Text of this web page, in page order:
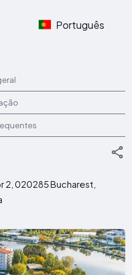
Português
2, 020285 Bucharest,